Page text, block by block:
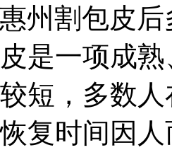
州割包皮后
一项成熟
短，多数
复时间因人